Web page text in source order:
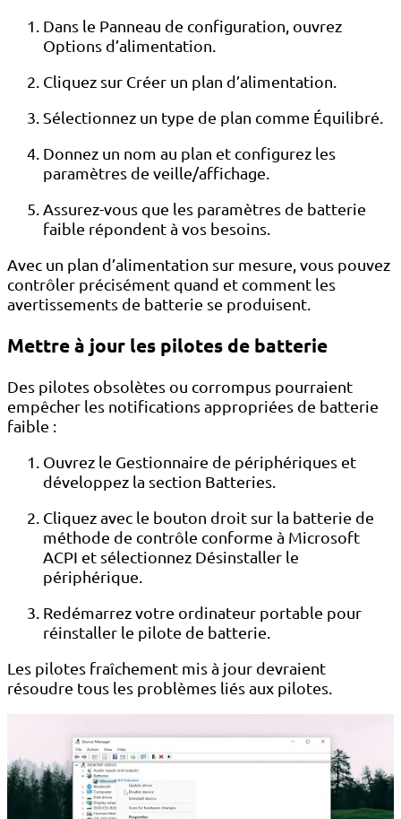
Dans le Panneau de configuration, ouvrez
Options d’alimentation.
Cliquez sur Créer un plan d’alimentation.
Sélectionnez un type de plan comme Équilibré.
Donnez un nom au plan et configurez les
paramètres de veille/affichage.
Assurez-vous que les paramètres de batterie
faible répondent à vos besoins.
Avec un plan d’alimentation sur mesure, vous pouvez
contrôler précisément quand et comment les
avertissements de batterie se produisent.
Mettre à jour les pilotes de batterie
Des pilotes obsolètes ou corrompus pourraient
empêcher les notifications appropriées de batterie
faible :
Ouvrez le Gestionnaire de périphériques et
développez la section Batteries.
Cliquez avec le bouton droit sur la batterie de
méthode de contrôle conforme à Microsoft
ACPI et sélectionnez Désinstaller le
périphérique.
Redémarrez votre ordinateur portable pour
réinstaller le pilote de batterie.
Les pilotes fraîchement mis à jour devraient
résoudre tous les problèmes liés aux pilotes.